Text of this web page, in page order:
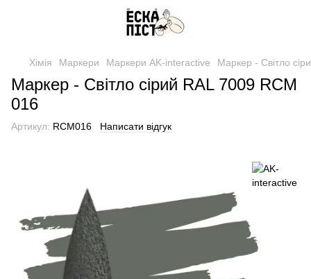
Хімія Маркери Маркери AK-interactive Маркер - Світло
Маркер - Світло сірий RAL 7009 RCM
016
Артикул: RCM016 Написати відгук